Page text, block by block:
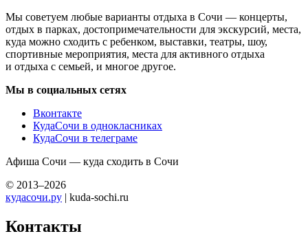
Мы советуем любые варианты отдыха в Сочи — концерты,
отдых в парках, достопримечательности для экскурсий, места,
куда можно сходить с ребенком, выставки, театры, шоу,
спортивные мероприятия, места для активного отдыха
и отдыха с семьей, и многое другое.
Мы в социальных сетях
Вконтакте
КудаСочи в однокласниках
КудаСочи в телеграме
Афиша Сочи — куда сходить в Сочи
© 2013–2026
кудасочи.ру | kuda-sochi.ru
Контакты